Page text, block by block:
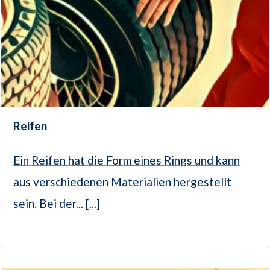
Reifen
Ein Reifen hat die Form eines Rings und kann
aus verschiedenen Materialien hergestellt
sein. Bei der... [...]